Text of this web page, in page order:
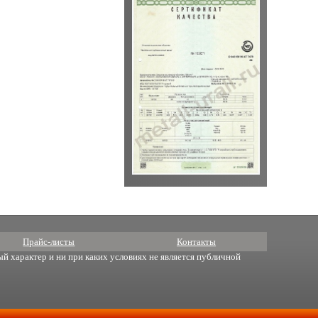
Прайс-листы Контакты
характер и ни при каких условиях не является публичной